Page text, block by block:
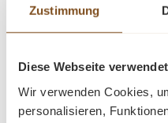
Zustimmung
Diese Webseite
Wir verwenden Cookies,
personalisieren,
Farbe wählen? Gerne
Abmessung: Höhe 81 -